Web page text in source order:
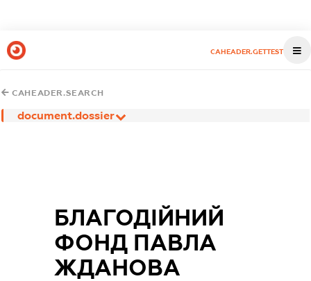
CAHEADER.GETTEST
CAHEADER.SEARCH
document.dossier
БЛАГОДІЙНИЙ
ФОНД ПАВЛА
ЖДАНОВА